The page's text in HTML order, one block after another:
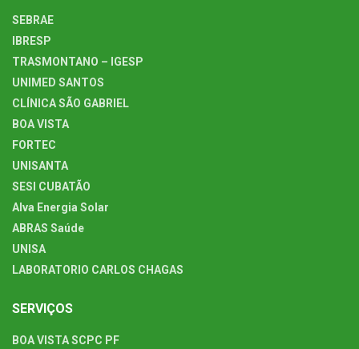
SEBRAE
IBRESP
TRASMONTANO – IGESP
UNIMED SANTOS
CLÍNICA SÃO GABRIEL
BOA VISTA
FORTEC
UNISANTA
SESI CUBATÃO
Alva Energia Solar
ABRAS Saúde
UNISA
LABORATORIO CARLOS CHAGAS
SERVIÇOS
BOA VISTA SCPC PF